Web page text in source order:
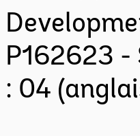
P162623 -
: 04